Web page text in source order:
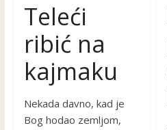
Teleći
ribić na
kajmaku
Nekada davno, kad je
Bog hodao zemljom,